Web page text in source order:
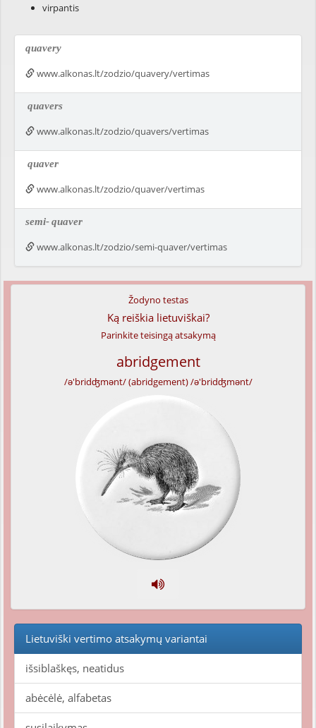
virpantis
quavery
www.alkonas.lt/zodzio/quavery/vertimas
quavers
www.alkonas.lt/zodzio/quavers/vertimas
quaver
www.alkonas.lt/zodzio/quaver/vertimas
semi-quaver
www.alkonas.lt/zodzio/semi-quaver/vertimas
Žodyno testas
Ką reiškia lietuviškai?
Parinkite teisingą atsakymą
abridgement
/ə'bridʤmənt/ (abridgement) /ə'bridʤmənt/
Lietuviški vertimo atsakymų variantai
išsiblaškęs, neatidus
abėcėlė, alfabetas